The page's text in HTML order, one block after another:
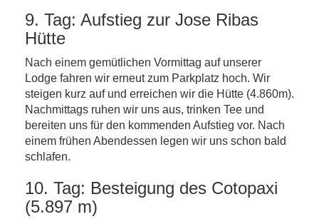
9. Tag: Aufstieg zur Jose Ribas
Hütte
Nach einem gemütlichen Vormittag auf unserer
Lodge fahren wir erneut zum Parkplatz hoch. Wir
steigen kurz auf und erreichen wir die Hütte (4.860m).
Nachmittags ruhen wir uns aus, trinken Tee und
bereiten uns für den kommenden Aufstieg vor. Nach
einem frühen Abendessen legen wir uns schon bald
schlafen.
10. Tag: Besteigung des Cotopaxi
(5.897 m)